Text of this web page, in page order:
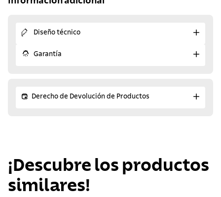
Diseño técnico
Garantía
Derecho de Devolución de Productos
¡Descubre los productos
similares!